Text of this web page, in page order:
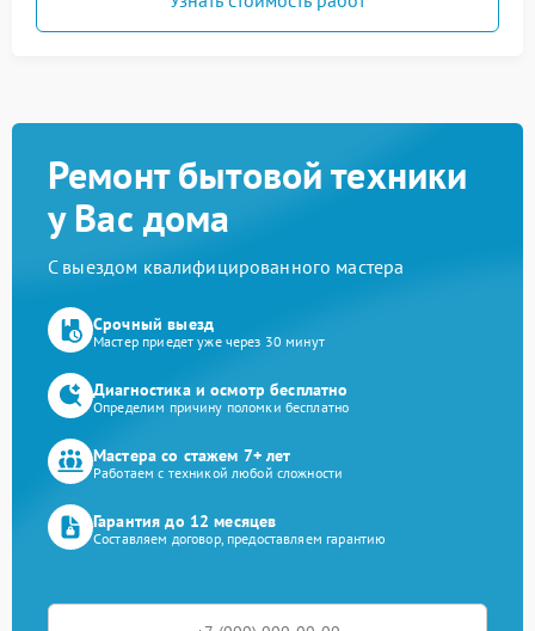
Ремонт бытовой техники
у Вас дома
С выездом квалифицированного мастера
Срочный выезд
Мастер приедет уже через 30 минут
Диагностика и осмотр бесплатно
Определим причину поломки бесплатно
Мастера со стажем 7+ лет
Работаем с техникой любой сложности
Гарантия до 12 месяцев
Составляем договор, предоставляем гарантию